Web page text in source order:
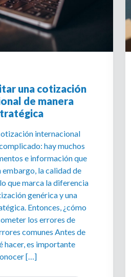
una cotización
de manera
internacional
hay muchos
e información que
embargo, la calidad de
que marca la diferencia
genérica y una
Entonces, ¿cómo
los errores de
comunes Antes de
hacer, es importante
[…]